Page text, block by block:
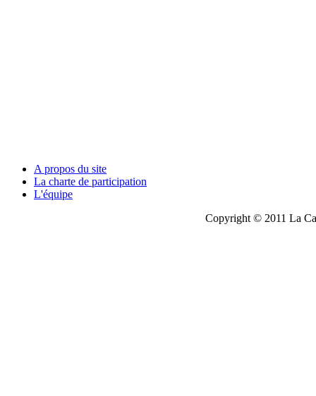
A propos du site
La charte de participation
L'équipe
Copyright © 2011 La